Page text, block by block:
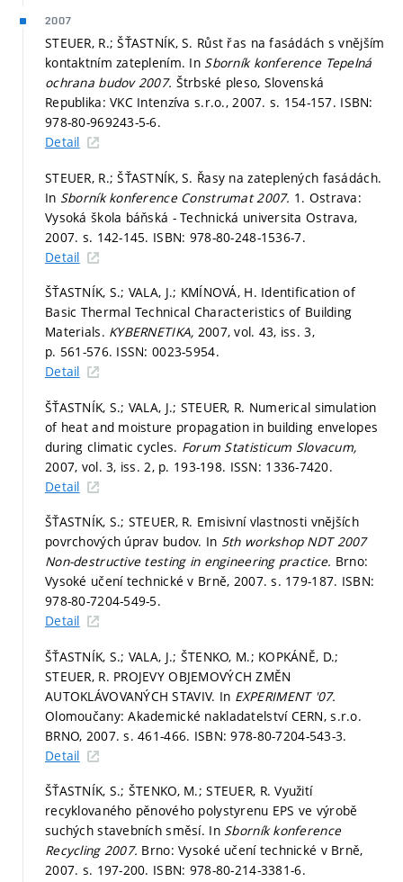
2007
STEUER, R.; ŠŤASTNÍK, S. Růst řas na fasádách s vnějším
kontaktním zateplením. In Sborník konference Tepelná
ochrana budov 2007. Štrbské pleso, Slovenská
Republika: VKC Intenzíva s.r.o., 2007. s. 154-157. ISBN:
978-80-969243-5-6.
Detail
STEUER, R.; ŠŤASTNÍK, S. Řasy na zateplených fasádách.
In Sborník konference Construmat 2007. 1. Ostrava:
Vysoká škola báňská - Technická universita Ostrava,
2007. s. 142-145. ISBN: 978-80-248-1536-7.
Detail
ŠŤASTNÍK, S.; VALA, J.; KMÍNOVÁ, H. Identification of
Basic Thermal Technical Characteristics of Building
Materials. KYBERNETIKA, 2007, vol. 43, iss. 3,
p. 561-576. ISSN: 0023-5954.
Detail
ŠŤASTNÍK, S.; VALA, J.; STEUER, R. Numerical simulation
of heat and moisture propagation in building envelopes
during climatic cycles. Forum Statisticum Slovacum,
2007, vol. 3, iss. 2, p. 193-198. ISSN: 1336-7420.
Detail
ŠŤASTNÍK, S.; STEUER, R. Emisivní vlastnosti vnějších
povrchových úprav budov. In 5th workshop NDT 2007
Non-destructive testing in engineering practice. Brno:
Vysoké učení technické v Brně, 2007.s. 179-187. ISBN:
978-80-7204-549-5.
Detail
ŠŤASTNÍK, S.; VALA, J.; ŠTENKO, M.; KOPKÁNĚ, D.;
STEUER, R. PROJEVY OBJEMOVÝCH ZMĚN
AUTOKLÁVOVANÝCH STAVIV. In EXPERIMENT '07.
Olomoučany: Akademické nakladatelství CERN, s.r.o.
BRNO, 2007.s. 461-466. ISBN: 978-80-7204-543-3.
Detail
ŠŤASTNÍK, S.; ŠTENKO, M.; STEUER, R. Využití
recyklovaného pěnového polystyrenu EPS ve výrobě
suchých stavebních směsí. In Sborník konference
Recycling 2007. Brno: Vysoké učení technické v Brně,
2007. s. 197-200. ISBN: 978-80-214-3381-6.